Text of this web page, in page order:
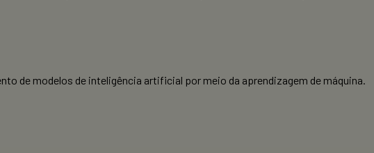
de modelos de inteligência artificial por meio da aprendizagem de máquina.